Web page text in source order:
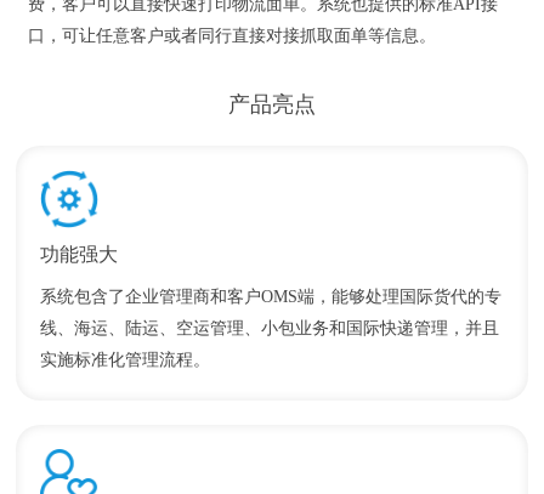
费，客户可以直接快速打印物流面单。系统也提供的标准API接
口，可让任意客户或者同行直接对接抓取面单等信息。
产品亮点
功能强大
系统包含了企业管理商和客户OMS端，能够处理国际货代的专
线、海运、陆运、空运管理、小包业务和国际快递管理，并且
实施标准化管理流程。